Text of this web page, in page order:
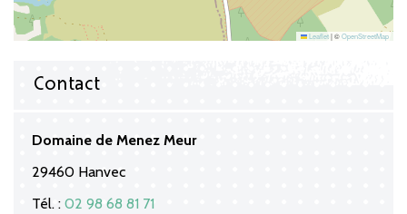
Leaflet|©OpenStreetMap
Contact
Domaine de Menez Meur
29460 Hanvec
Tél. : 02 98 68 81 71